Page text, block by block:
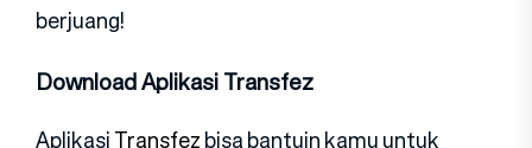
berjuang!
Download Aplikasi Transfez
AplikasiTransfezbisa bantuin kamu untuk